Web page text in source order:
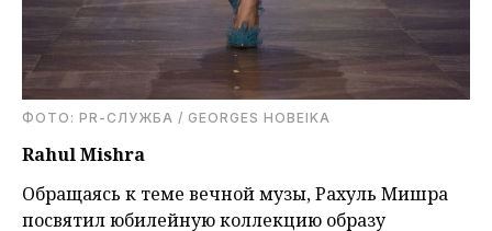
ФОТО: PR-СЛУЖБА / GEORGES HOBEIKA
Rahul Mishra
Обращаясь к теме вечной музы, Рахуль Мишра
посвятил юбилейную коллекцию образу